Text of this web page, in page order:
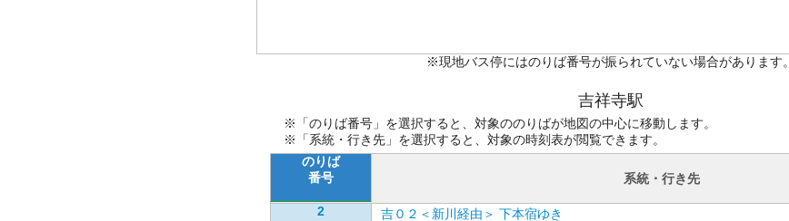
※現地バス停にはのりば番号が振られていない場合があります。
吉祥寺駅
※「のりば番号」を選択すると、対象ののりばが地図の中心に移動します。
※「系統・行き先」を選択すると、対象の時刻表が閲覧できます。
のりば
番号
系統・行き先
2
吉０２＜新川経由＞ 下本宿ゆき